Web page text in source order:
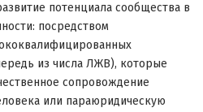
потенциала сообщества в
посредством
из числа ЛЖВ), которые
сопровождение
или параюридическую